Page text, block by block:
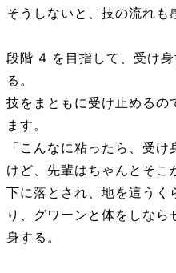
そうしないと、技の流れも
段階 4 を目指して、受け
る。
技をまともに受け止めるの
ます。
「こんなに粘ったら、受
けど、先輩はちゃんとそこ
下に落とされ、地を這うく
り、グワーンと体をしな
身する。